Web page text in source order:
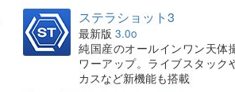
ステラショット3
最新版 3.0o
純国産のオールインワン天体
ワーアップ。ライブスタック
カスなど新機能も搭載